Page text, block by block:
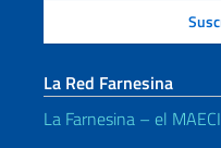
La Red Farnesina
La Farnesina – el MAECI